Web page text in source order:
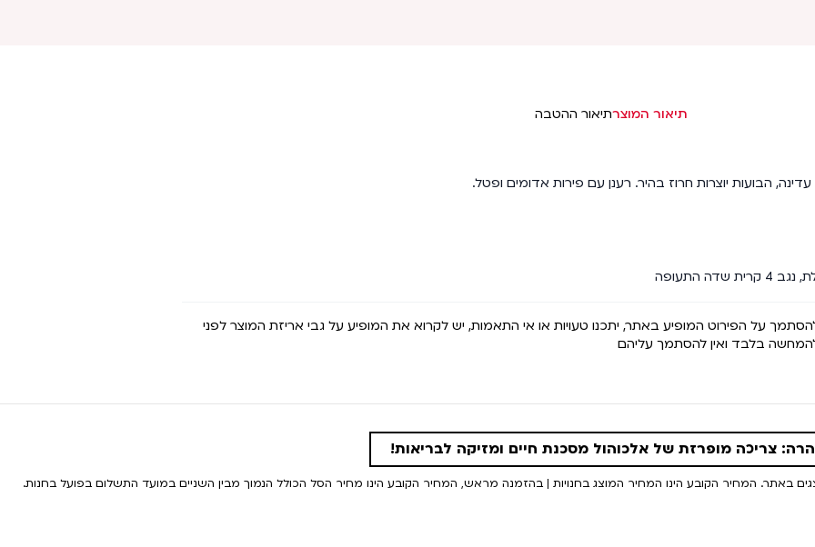
תיאור המוצרתיאור ההטבה
הבועות יוצרות חרוז בהיר. רענן עם פירות אדומים ופטל.
התעופה
להסתמך על הפירוט המופיע באתר, יתכנו טעויות או אי התאמות, יש לקרוא את המופיע על גבי אריזת המוצר לפני
להמחשה בלבד ואין להסתמך עליהם
צריכה מופרזת של אלכוהול מסכנת חיים ומזיקה לבריאות!